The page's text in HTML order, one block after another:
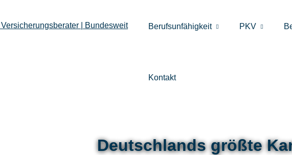
Berufsunfähigkeit PKV
Kontakt
Deutschlands größte